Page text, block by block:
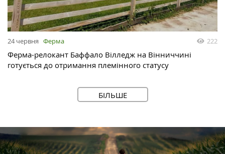
24 червня Ферма 222
Ферма-релокант Баффало Вілледж на Вінниччині
готується до отримання племінного статусу
БІЛЬШЕ